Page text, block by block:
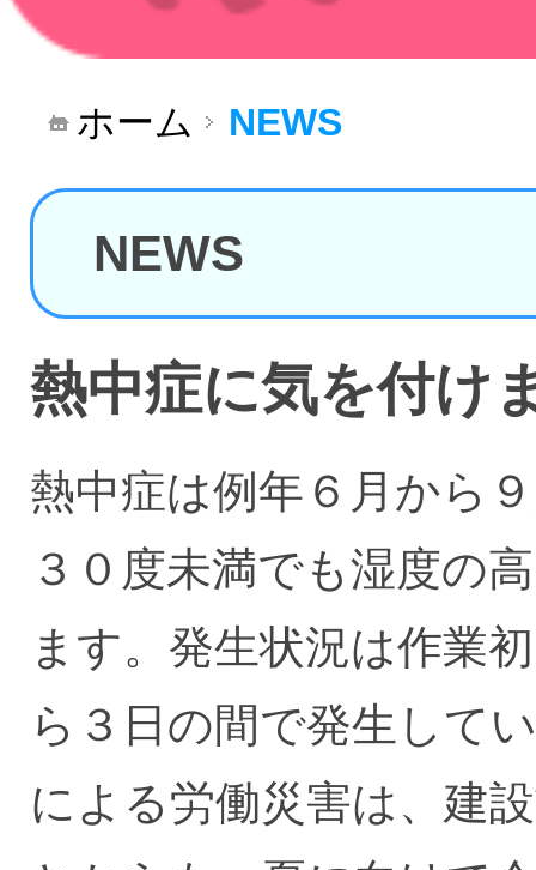
ホーム NEWS
NEWS
熱中症に気を付け
熱中症は例年６月から
３０度未満でも湿度の
ます。発生状況は作業
ら３日の間で発生して
による労働災害は、建